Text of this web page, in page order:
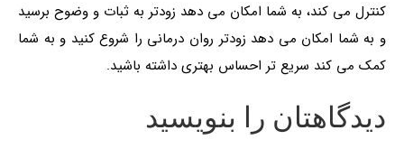
کنترل می کند، به شما امکان می دهد زودتر به ثبات و وضوح برسید
و به شما امکان می دهد زودتر روان درمانی را شروع کنید و به شما
کمک می کند سریع تر احساس بهتری داشته باشید.
دیدگاهتان را بنویسید